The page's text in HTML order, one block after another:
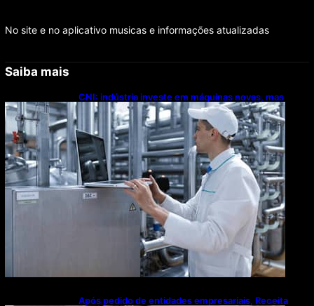
No site e no aplicativo musicas e informações atualizadas
Saiba mais
CNI: indústria investe em máquinas novas, mas
modernização tecnológica avança lentamente
Após pedido de entidades empresariais, Receita